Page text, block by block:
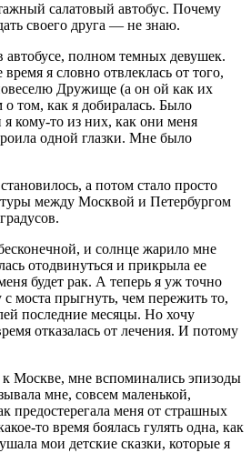
салатовый автобус. Почему
своего друга — не знаю.
автобусе, полном темных девушек.
я словно отвлеклась от того,
Дружище (а он ой как их
том, как я добиралась. Было
кому-то из них, как они меня
одной глазки. Мне было
а потом стало просто
между Москвой и Петербургом
и солнце жарило мне
отодвинуться и прикрыла ее
будет рак. А теперь я уж точно
с моста прыгнуть, чем пережить то,
последние месяцы. Но хочу
отказалась от лечения. И потому
к Москве, мне вспоминались эпизоды
мне, совсем маленькой,
предостерегала меня от страшных
то время боялась гулять одна, как
мои детские сказки, которые я